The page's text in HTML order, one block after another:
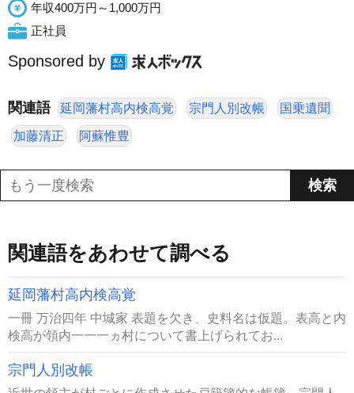
年収400万円～1,000万円
正社員
Sponsored by
関連語 延岡藩村高内検高覚 宗門人別改帳 国乗遺聞
加藤清正 阿蘇惟豊
関連語をあわせて調べる
延岡藩村高内検高覚
一冊 万治四年 中城家 表題を欠き、史料名は仮題。表高と内
検高が領内一一一ヵ村について書上げられてお...
宗門人別改帳